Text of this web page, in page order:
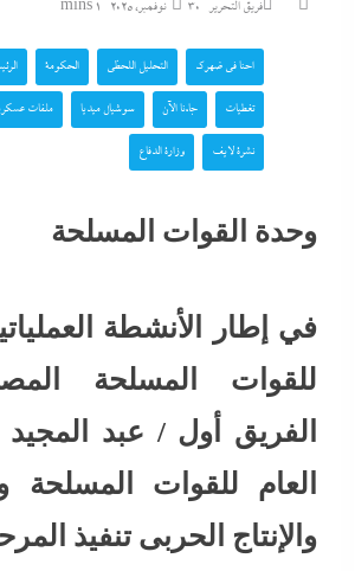
فريق التحرير 30 نوفمبر، 2025 1 mins
احنا في ضهرك التحليل اللحظي الحكومة
تغطيات جاءنا الآن سوشيال ميديا ملفات
نشرة لايف وزارة الدفاع
وحدة القوات المسلحة
في إطار الأنشطة
للقوات المسلحة
الفريق أول / عبد المجيد
العام للقوات المسلحة
والإنتاج الحربى تنفيذ